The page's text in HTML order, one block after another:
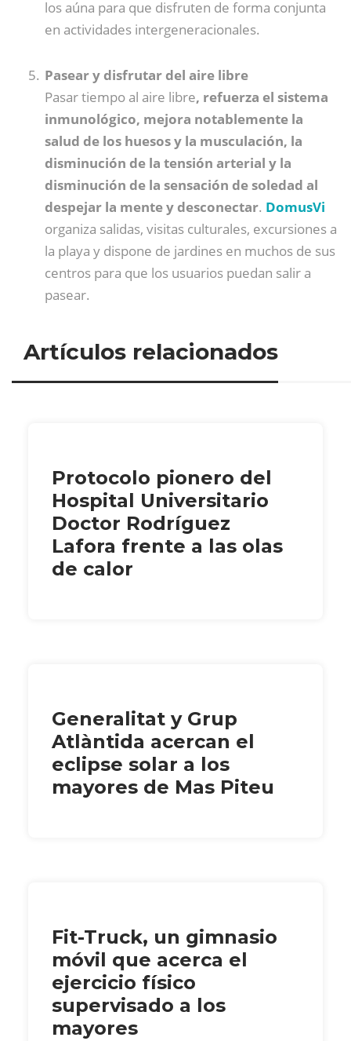
los aúna para que disfruten de forma conjunta
en actividades intergeneracionales.
Pasear y disfrutar del aire libre
Pasar tiempo al aire libre, refuerza el sistema
inmunológico, mejora notablemente la
salud de los huesos y la musculación, la
disminución de la tensión arterial y la
disminución de la sensación de soledad al
despejar la mente y desconectar. DomusVi
organiza salidas, visitas culturales, excursiones a
la playa y dispone de jardines en muchos de sus
centros para que los usuarios puedan salir a
pasear.
Artículos relacionados
Protocolo pionero del
Hospital Universitario
Doctor Rodríguez
Lafora frente a las olas
de calor
Generalitat y Grup
Atlàntida acercan el
eclipse solar a los
mayores de Mas Piteu
Fit-Truck, un gimnasio
móvil que acerca el
ejercicio físico
supervisado a los
mayores